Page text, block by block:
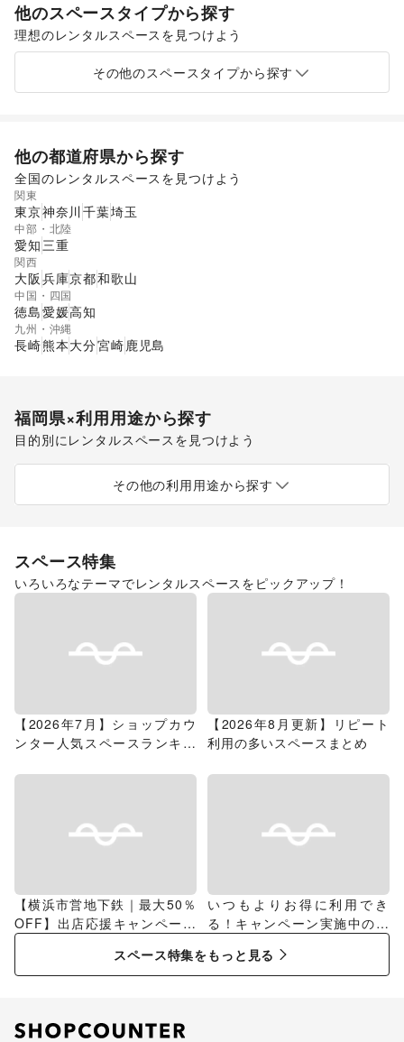
他のスペースタイプから探す
理想のレンタルスペースを見つけよう
ショッピングモール
スーパーマーケット
その他のスペースタイプから探す
他の都道府県から探す
全国のレンタルスペースを見つけよう
関東
東京神奈川 千葉埼玉
中部・北陸
愛知三重
関西
大阪 兵庫京都和歌山
中国・四国
徳島愛媛高知
九州・沖縄
長崎熊本大分宮崎鹿児島
福岡県×利用用途から探す
目的別にレンタルスペースを見つけよう
食品販売 販促イベント
その他の利用用途から探す
スペース特集
いろいろなテーマでレンタルスペースをピックアップ！
【2026年7月】ショップカウ
ンター人気スペースランキン
【2026年8月更新】リピート
利用の多いスペースまとめ
【横浜市営地下鉄｜最大50％
OFF】出店応援キャンペーン
特集
いつもよりお得に利用でき
る！キャンペーン実施中のス
スペース特集をもっと見る